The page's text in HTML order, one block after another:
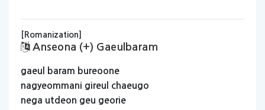
[Romanization]
Anseona (+) Gaeulbaram
gaeul baram bureoone
nagyeommani gireul
chaeugo
nega utdeon geu georie